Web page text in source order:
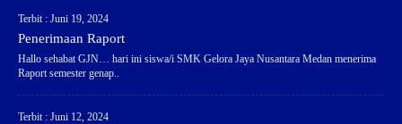
Terbit : Juni 19, 2024
Penerimaan Raport
Hallo sehabat GJN… hari ini siswa/i SMK Gelora Jaya Nusantara Medan menerima
Raport semester genap..
Terbit : Juni 12, 2024